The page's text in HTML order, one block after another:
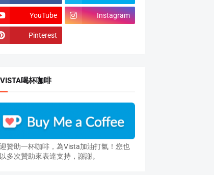
YouTube Instagram
Pinterest
喝杯咖啡
贊助一杯咖啡，為Vista加油打氣！您也
多次贊助來表達支持，謝謝。